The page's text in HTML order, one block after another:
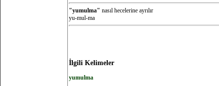
"yumulma" nasıl hecelerine ayrılır
yu-mul-ma
İlgili Kelimeler
yumulma